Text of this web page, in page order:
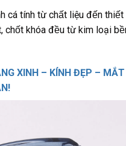
cá tính từ chất liệu đến thiết
chốt khóa đều từ kim loại
XINH – KÍNH ĐẸP – MẮT